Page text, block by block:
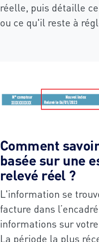
réelle, puis détaille
ou ce qu'il reste à
Comment
basée sur une
relevé réel ?
L'information se
facture dans
informations sur
La période la plus